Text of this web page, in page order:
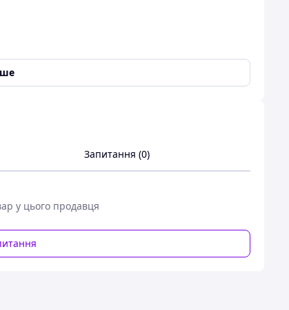
Запитання (0)
у цього продавця